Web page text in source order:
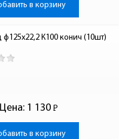
в корзину
ф125х22,2 К100 конич (10шт)
Цена: 1 130 Р
-
в корзину